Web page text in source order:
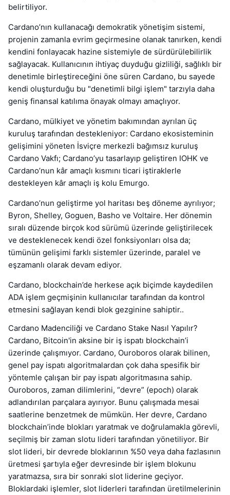
belirtiliyor.
Cardano’nın kullanacağı demokratik yönetişim sistemi,
projenin zamanla evrim geçirmesine olanak tanırken, kendi
kendini fonlayacak hazine sistemiyle de sürdürülebilirlik
sağlayacak. Kullanıcının ihtiyaç duyduğu gizliliği, sağlıklı bir
denetimle birleştireceğini öne süren Cardano, bu sayede
kendi oluşturduğu bu "denetimli bilgi işlem" tarzıyla daha
geniş finansal katılıma önayak olmayı amaçlıyor.
Cardano, mülkiyet ve yönetim bakımından ayrılan üç
kuruluş tarafından destekleniyor: Cardano ekosisteminin
gelişimini yöneten İsviçre merkezli bağımsız kuruluş
Cardano Vakfı; Cardano’yu tasarlayıp geliştiren IOHK ve
Cardano’nun kâr amaçlı kısmını ticari iştiraklerle
destekleyen kâr amaçlı iş kolu Emurgo.
Cardano’nun geliştirme yol haritası beş döneme ayrılıyor;
Byron, Shelley, Goguen, Basho ve Voltaire. Her dönemin
sıralı düzende birçok kod sürümü üzerinde geliştirilecek
ve desteklenecek kendi özel fonksiyonları olsa da;
tümünün gelişimi farklı sistemler üzerinde, paralel ve
eşzamanlı olarak devam ediyor.
Cardano, blockchain’de herkese açık biçimde kaydedilen
ADA işlem geçmişinin kullanıcılar tarafından da kontrol
etmesini sağlayan kendi blok gezginine sahiptir..
Cardano Madenciliği ve Cardano Stake Nasıl Yapılır?
Cardano, Bitcoin'in aksine bir iş ispatı blockchain’i
üzerinde çalışmıyor. Cardano, Ouroboros olarak bilinen,
genel pay ispatı algoritmalardan çok daha spesifik bir
yöntemle çalışan bir pay ispatı algoritmasına sahip.
Ouroboros, zaman dilimlerini, “devre” (epoch) olarak
adlandırılan parçalara ayırıyor. Bunu çalışmada mesai
saatlerine benzetmek de mümkün. Her devre, Cardano
blockchain’inde blokları yaratmak ve doğrulamakla görevli,
seçilmiş bir zaman slotu lideri tarafından yönetiliyor. Bir
slot lideri, bir devrede bloklarının %50 veya daha fazlasının
üretmesi şartıyla eğer devresinde bir işlem blokunu
yaratmazsa, sıra bir sonraki slot liderine geçiyor.
Bloklardaki işlemler, slot liderleri tarafından üretilmelerinin